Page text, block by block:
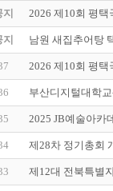
지 2026 제10회 평택
지 남원 새집추어탕
2026 제10회 평택
부산디지털대학
2025 JB예술아카
제28차 정기총회
제12대 전북특별